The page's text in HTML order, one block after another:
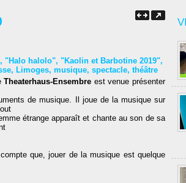
, "Halo halolo", "Kaolin et Barbotine 2019",
, Limoges, musique, spectacle, théâtre
Theaterhaus-Ensembre est venue présenter
de musique. Il joue de la musique sur
étrange apparaît et chante au son de sa
que, jouer de la musique est quelque